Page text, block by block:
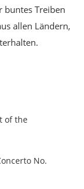
buntes Treiben
allen Ländern,
of the
No.